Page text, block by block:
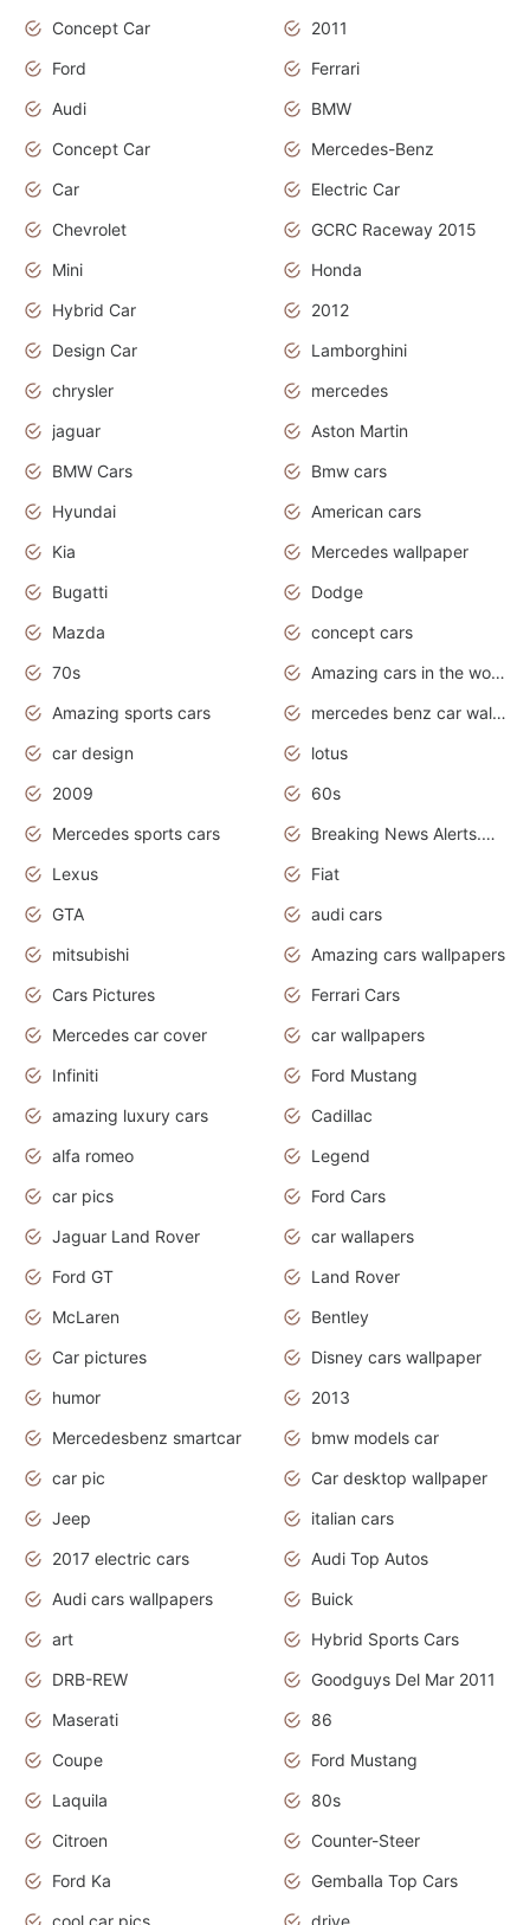
Concept Car
2011
Ford
Ferrari
Audi
BMW
Concept Car
Mercedes-Benz
Car
Electric Car
Chevrolet
GCRC Raceway 2015
Mini
Honda
Hybrid Car
2012
Design Car
Lamborghini
chrysler
mercedes
jaguar
Aston Martin
BMW Cars
Bmw cars
Hyundai
American cars
Kia
Mercedes wallpaper
Bugatti
Dodge
Mazda
concept cars
70s
Amazing cars in the world
Amazing sports cars
mercedes benz car wallpaper
car design
lotus
2009
60s
Mercedes sports cars
Breaking News Alerts.Otomotif News.Otomotif Review.
Lexus
Fiat
GTA
audi cars
mitsubishi
Amazing cars wallpapers
Cars Pictures
Ferrari Cars
Mercedes car cover
car wallpapers
Infiniti
Ford Mustang
amazing luxury cars
Cadillac
alfa romeo
Legend
car pics
Ford Cars
Jaguar Land Rover
car wallapers
Ford GT
Land Rover
McLaren
Bentley
Car pictures
Disney cars wallpaper
humor
2013
Mercedesbenz smartcar
bmw models car
car pic
Car desktop wallpaper
Jeep
italian cars
2017 electric cars
Audi Top Autos
Audi cars wallpapers
Buick
art
Hybrid Sports Cars
DRB-REW
Goodguys Del Mar 2011
Maserati
86
Coupe
Ford Mustang
Laquila
80s
Citroen
Counter-Steer
Ford Ka
Gemballa Top Cars